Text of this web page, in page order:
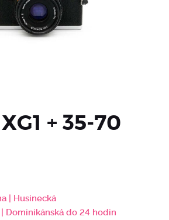
+ 35-70
| Husinecká
Dominikánská do 24 hodin